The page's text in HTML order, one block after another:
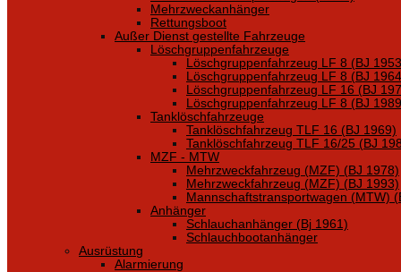
Mehrzweckanhänger
Rettungsboot
Außer Dienst gestellte Fahrzeuge
Löschgruppenfahrzeuge
Löschgruppenfahrzeug LF 8 (BJ
Löschgruppenfahrzeug LF 8 (BJ
Löschgruppenfahrzeug LF 16 (BJ
Löschgruppenfahrzeug LF 8 (BJ
Tanklöschfahrzeuge
Tanklöschfahrzeug TLF 16 (BJ 1969)
Tanklöschfahrzeug TLF 16/25 (BJ
MZF - MTW
Mehrzweckfahrzeug (MZF) (BJ 1978)
Mehrzweckfahrzeug (MZF) (BJ 1993)
Mannschaftstransportwagen (MTW)
Anhänger
Schlauchanhänger (Bj 1961)
Schlauchbootanhänger
Ausrüstung
Alarmierung